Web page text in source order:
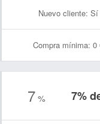
Nuevo cliente: Sí
Compra mínima: 0
7% 7%